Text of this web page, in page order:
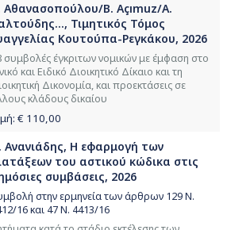
Αθανασοπούλου/B. Açımuz/Α.
Τιμητικός Τόμος
Κουτούπα-Ρεγκάκου, 2026
συμβολές έγκριτων νομικών με έμφαση στο
και Ειδικό Διοικητικό Δίκαιο και τη
Δικονομία, και προεκτάσεις σε
κλάδους δικαίου
€ 110,00
Ανανιάδης, Η εφαρμογή των
του αστικού κώδικα στις
συμβάσεις, 2026
στην ερμηνεία των άρθρων 129 Ν.
16 και 47 Ν. 4413/16